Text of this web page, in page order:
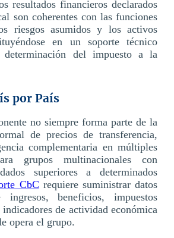
resultados financieros declarados
son coherentes con las funciones
riesgos asumidos y los activos
en un soporte técnico
del impuesto a la
por País
no siempre forma parte de la
de precios de transferencia,
complementaria en múltiples
grupos multinacionales con
superiores a determinados
CbC requiere suministrar datos
ingresos, beneficios, impuestos
de actividad económica
opera el grupo.